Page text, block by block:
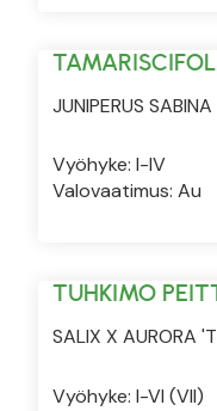
JUNIPERUS
Vyöhyke: I-IV
Valovaatimus: Au
TUHKIMO
SALIX X AURORA
Vyöhyke: I-VI (VII)